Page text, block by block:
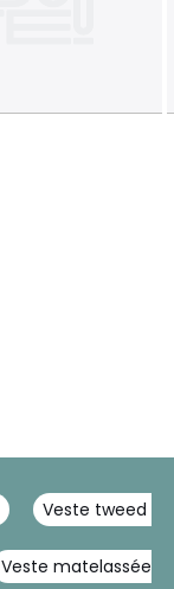
Veste tweed
Veste matelassée